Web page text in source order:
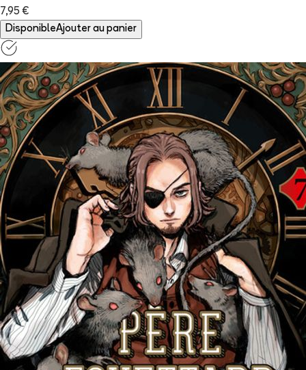
7,95 €
DisponibleAjouter au panier